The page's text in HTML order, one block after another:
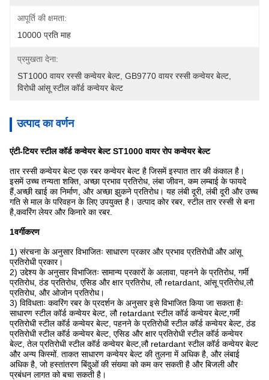
आपूर्ति की क्षमता:
10000 प्रति माह
प्रमुखता देना:
ST1000 वायर रस्सी कन्वेयर बेल्ट GB9770 वायर रस्सी कन्वेयर बेल्ट
विरोधी आंसू स्टील कॉर्ड कन्वेयर बेल्ट
उत्पाद का वर्णन
एंटी-टियर स्टील कॉर्ड कन्वेयर बेल्ट ST1000 वायर रोप कन्वेयर बेल्ट
तार रस्सी कन्वेयर बेल्ट एक रबर कन्वेयर बेल्ट है जिसमें इस्पात तार की कंकाल है।
इसमें उच्च तन्यता शक्ति, अच्छा प्रभाव प्रतिरोध, लंबा जीवन, कम लम्बाई के फायदे
हैं,अच्छी खाई का निर्माण, और अच्छा झुकने प्रतिरोध। यह लंबी दूरी, लंबी दूरी और उच्च
गति से माल के परिवहन के लिए उपयुक्त है। उत्पाद कोर रबर, स्टील तार रस्सी से बना
है,कवरिंग लेयर और किनारे का रबर.
1वर्गीकरण
1) संरचना के अनुसार विभाजितः साधारण प्रकार और प्रभाव प्रतिरोधी और आंसू
प्रतिरोधी प्रकार।
2) उद्देश्य के अनुसार विभाजितः सामान्य प्रकारों के अलावा, पहनने के प्रतिरोध, गर्मी
प्रतिरोध, ठंड प्रतिरोध, एसिड और क्षार प्रतिरोध, लौ retardant, आंसू प्रतिरोध,लौ
प्रतिरोध, और ओजोन प्रतिरोध।
3) विविधताः कवरिंग रबर के प्रदर्शन के अनुसार इसे विभाजित किया जा सकता हैः
साधारण स्टील कॉर्ड कन्वेयर बेल्ट, लौ retardant स्टील कॉर्ड कन्वेयर बेल्ट,गर्मी
प्रतिरोधी स्टील कॉर्ड कन्वेयर बेल्ट, पहनने के प्रतिरोधी स्टील कॉर्ड कन्वेयर बेल्ट, ठंड
प्रतिरोधी स्टील कॉर्ड कन्वेयर बेल्ट, एसिड और क्षार प्रतिरोधी स्टील कॉर्ड कन्वेयर
बेल्ट, तेल प्रतिरोधी स्टील कॉर्ड कन्वेयर बेल्ट,लौ retardant स्टील कॉर्ड कन्वेयर बेल्ट
और अन्य किस्मों. ताकत साधारण कन्वेयर बेल्ट की तुलना में अधिक है, और लंबाई
अधिक है, जो हस्तांतरण बिंदुओं की संख्या को कम कर सकती है और बिजली और
प्रबंधन लागत को बचा सकती है।